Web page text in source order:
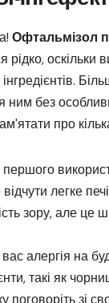
Офтальмізол
рідко, оскільки
ним без
про
першого
легке
зору, але це
алергія на
такі як
поговоріть зі